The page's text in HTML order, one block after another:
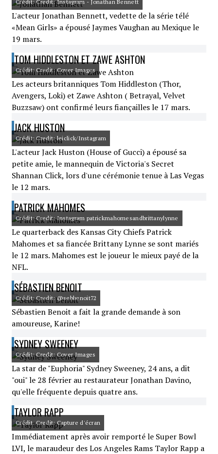
Crédit: Credit: Instagram - Jonathan Bennett
L'acteur Jonathan Bennett, vedette de la série télé
«Mean Girls» a épousé Jaymes Vaughan au Mexique le
19 mars.
TOM HIDDLESTON ET ZAWE ASHTON
Crédit: Credit: Cover Images
Les acteurs britanniques Tom Hiddleston (Thor,
Avengers, Loki) et Zawe Ashton ( Betrayal, Velvet
Buzzsaw) ont confirmé leurs fiançailles le 17 mars.
JACK HUSTON
Crédit: Credit: leiclick/Instagram
L'acteur Jack Huston (House of Gucci) a épousé sa
petite amie, le mannequin de Victoria's Secret
Shannan Click, lors d'une cérémonie tenue à Las Vegas
le 12 mars.
PATRICK MAHOMES
Crédit: Credit: Instagram patrickmahomesandbrittanylynne
Le quarterback des Kansas City Chiefs Patrick
Mahomes et sa fiancée Brittany Lynne se sont mariés
le 12 mars. Mahomes est le joueur le mieux payé de la
NFL.
SÉBASTIEN BENOIT
Crédit: Credit: @sebbenoit72
Sébastien Benoit a fait la grande demande à son
amoureuse, Karine!
SYDNEY SWEENEY
Crédit: Credit: Cover Images
La star de "Euphoria" Sydney Sweeney, 24 ans, a dit
"oui" le 28 février au restaurateur Jonathan Davino,
qu'elle fréquente depuis quatre ans.
TAYLOR RAPP
Crédit: Credit: Capture d'écran
Immédiatement après avoir remporté le Super Bowl
LVI, le maraudeur des Los Angeles Rams Taylor Rapp a